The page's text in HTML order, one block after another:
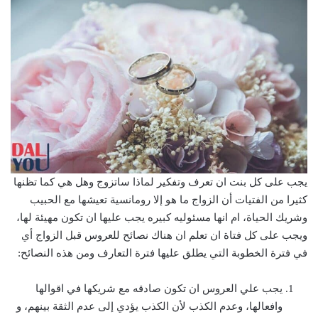
يجب على كل بنت ان تعرف وتفكير لماذا ساتزوج وهل هي كما تظنها
كثيرا من الفتيات أن الزواج ما هو إلا رومانسية تعيشها مع الحبيب
وشريك الحياة، ام انها مسئوليه كبيره يجب عليها ان تكون مهيئة لها،
ويجب على كل فتاة ان تعلم ان هناك نصائح للعروس قبل الزواج أي
في فترة الخطوبة التي يطلق عليها فترة التعارف ومن هذه النصائح:
يجب علي العروس ان تكون صادقه مع شريكها في اقوالها
وافعالها، وعدم الكذب لأن الكذب يؤدي إلى عدم الثقة بينهم، و